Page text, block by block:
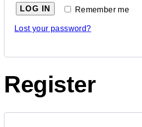
Remember me
LOG IN
Lost your password?
Register